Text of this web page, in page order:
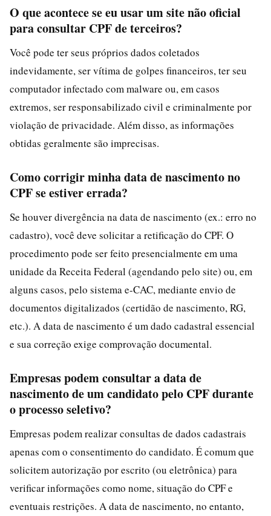
O que acontece se eu usar um site não oficial
para consultar CPF de terceiros?
Você pode ter seus próprios dados coletados
indevidamente, ser vítima de golpes financeiros, ter seu
computador infectado com malware ou, em casos
extremos, ser responsabilizado civil e criminalmente por
violação de privacidade. Além disso, as informações
obtidas geralmente são imprecisas.
Como corrigir minha data de nascimento no
CPF se estiver errada?
Se houver divergência na data de nascimento (ex.: erro no
cadastro), você deve solicitar a retificação do CPF. O
procedimento pode ser feito presencialmente em uma
unidade da Receita Federal (agendando pelo site) ou, em
alguns casos, pelo sistema e-CAC, mediante envio de
documentos digitalizados (certidão de nascimento, RG,
etc.). A data de nascimento é um dado cadastral essencial
e sua correção exige comprovação documental.
Empresas podem consultar a data de
nascimento de um candidato pelo CPF durante
o processo seletivo?
Empresas podem realizar consultas de dados cadastrais
apenas com o consentimento do candidato. É comum que
solicitem autorização por escrito (ou eletrônica) para
verificar informações como nome, situação do CPF e
eventuais restrições. A data de nascimento, no entanto,